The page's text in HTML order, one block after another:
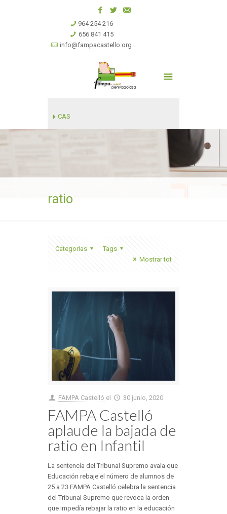
964 254 216
656 841 415
info@fampacastello.org
CAS
ratio
Categorías
Tags
Mostrar tot
FAMPA Castelló el 30 junio, 2020
FAMPA Castelló
aplaude la bajada de
ratio en Infantil
La sentencia del Tribunal Supremo avala que
Educación rebaje el número de alumnos de
25 a 23 FAMPA Castelló celebra la sentencia
del Tribunal Supremo que revoca la orden
que impedía rebajar la ratio en la educación